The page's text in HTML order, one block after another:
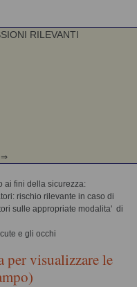
RILEVANTI
⇒
ai fini della sicurezza:
rischio rilevante in caso di
sulle appropriate modalita' di
e gli occhi
per visualizzare le